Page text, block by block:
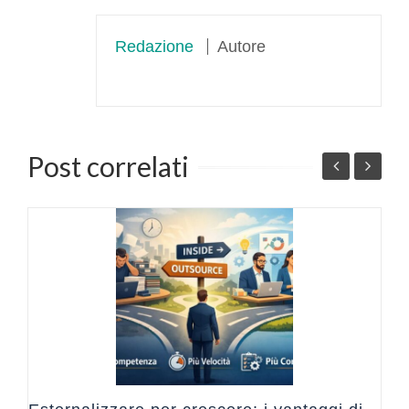
Redazione Autore
Post correlati